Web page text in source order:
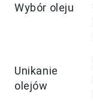
Wybór oleju
Unikanie
olejów